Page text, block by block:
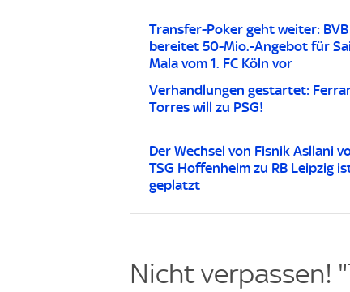
Transfer-Poker geht weiter: BVB
bereitet 50-Mio.-Angebot für
Mala vom 1. FC Köln vor
Verhandlungen gestartet:
Torres will zu PSG!
Der Wechsel von Fisnik Asllani
TSG Hoffenheim zu RB Leipzig
geplatzt
Nicht verpassen!